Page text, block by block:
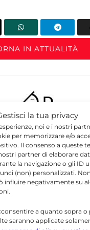
la tua privacy
noi e i nostri
per memorizzare e/o
Il consenso a queste
partner di elaborare
la navigazione o gli ID
(non) personalizzati.
influire negativamente su
a quanto sopra o
saranno applicate
IN ATTUALITÀ
Redazione
Quotidianodiragusa.it
collaboratori e
che ogni giorno
approfondimenti e
alla cultura e
e indipendente che